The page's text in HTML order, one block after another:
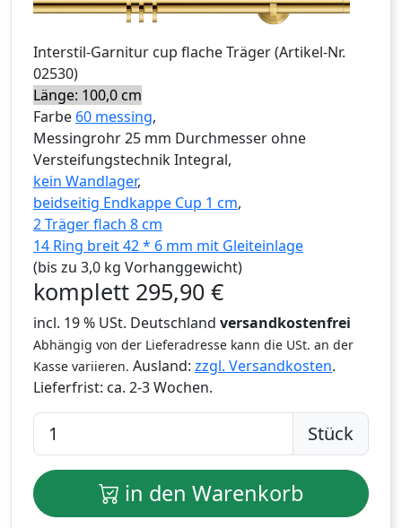
Interstil-Garnitur cup flache Träger(Artikel-Nr.
02530)
Länge: 100,0 cm
Farbe 60 messing,
Messingrohr 25 mm Durchmesser ohne
Versteifungstechnik Integral,
kein Wandlager,
beidseitig Endkappe Cup 1 cm,
2 Träger flach 8 cm
14 Ring breit 42 * 6 mm mit Gleiteinlage
(bis zu 3,0 kg Vorhanggewicht)
komplett 295,90 €
incl. 19 % USt. Deutschland versandkostenfrei
Abhängig von der Lieferadresse kann die USt. an der
Kasse variieren. Ausland: zzgl. Versandkosten.
Lieferfrist: ca. 2-3 Wochen.
Stück
in den Warenkorb